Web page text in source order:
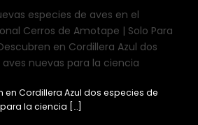
especies de aves en el
Cerros de Amotape | Solo Para
en Cordillera Azul dos
nuevas para la ciencia
en Cordillera Azul dos especies de
la ciencia […]